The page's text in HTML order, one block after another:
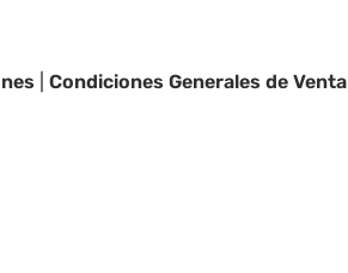
Condiciones Generales de Venta